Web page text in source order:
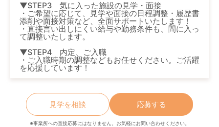
▼STEP3 気に入った施設の見学・面接
・ご希望に応じて、見学や面接の日程調整・履歴書
添削や面接対策など、全面サポートいたします！
・直接言い出しにくい給与や勤務条件も、間に入っ
て調整いたします。
▼STEP4 内定、ご入職
・ご入職時期の調整などもお任せください。ご活躍
を応援しています！
見学を相談 応募する
※事業所への直接応募にはなりません。お気軽にお問い合わせください。